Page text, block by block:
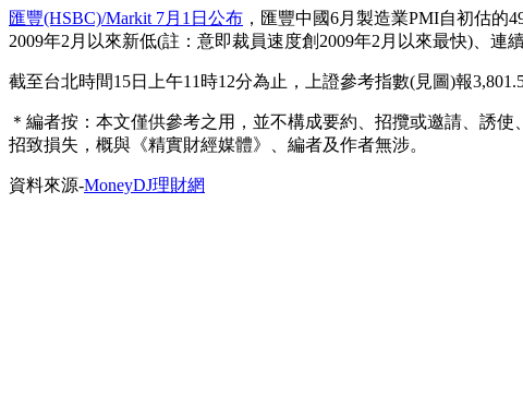
匯豐(HSBC)/Markit 7月1日公布 ，匯豐中國6月製造業PMI自初估的
2009年2月以來新低(註：意即裁員速度創2009年2月以來最快)、連
截至台北時間15日上午11時12分為止，上證參考指數(見圖)報
＊編者按：本文僅供參考之用，並不構成要約、招攬或邀請、誘
招致損失，概與《精實財經媒體》、編者及作者無涉。
資料來源-MoneyDJ理財網